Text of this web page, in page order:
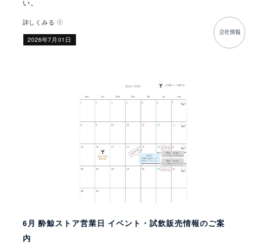
い。
会社情報
詳しくみる
​2026年7月01日
6月 酔鯨ストア営業日 イベント・試飲販売情報のご案
内